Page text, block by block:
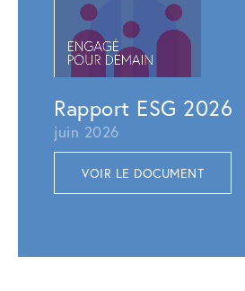
Rapport ESG 2026
juin 2026
VOIR LE DOCUMENT